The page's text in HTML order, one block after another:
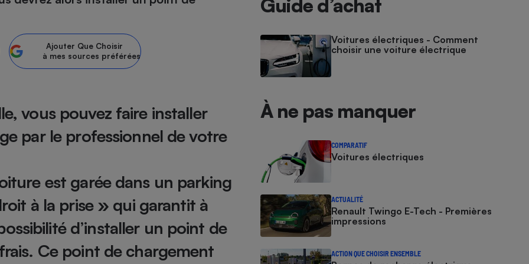
Ajouter Que Choisir
à mes sources préférées
vous pouvez faire installer
par le professionnel de votre
est garée dans un parking
à la prise » qui garantit à
d’installer un point de
Ce point de chargement
Guide d’achat
Voitures électriques - Comment
choisir une voiture électrique
À ne pas manquer
COMPARATIF
Voitures électriques
ACTUALITÉ
Renault Twingo E-Tech - Premières
impressions
ACTION QUE CHOISIR ENSEMBLE
Circuits courts et
alimentation locale
Banque en ligne
multifonction
santé
Puériculture - Produit
pour bébé